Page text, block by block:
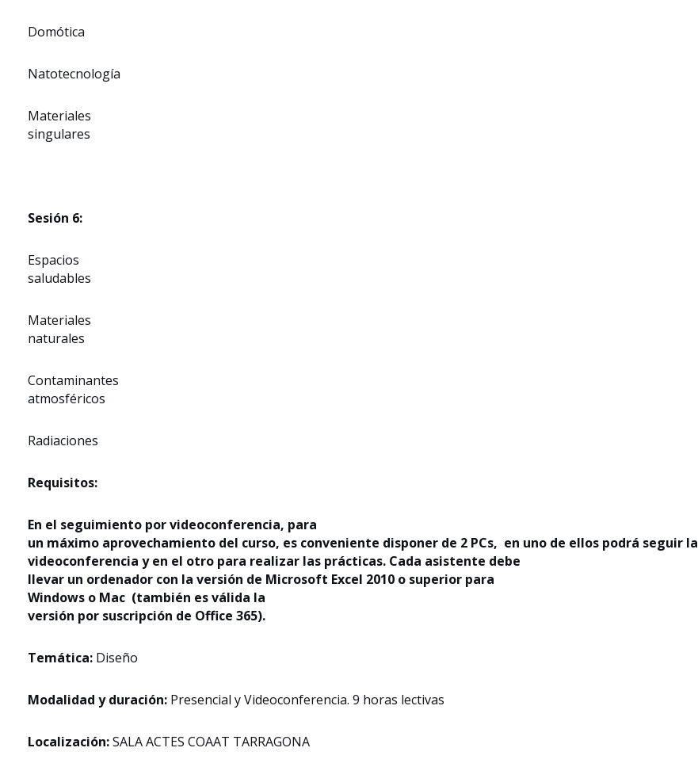
Domótica
Natotecnología
Materiales
singulares
Sesión 6:
Espacios
saludables
Materiales
naturales
Contaminantes
atmosféricos
Radiaciones
Requisitos:
En el seguimiento por videoconferencia, para
un máximo aprovechamiento del curso, es conveniente disponer de 2 PCs, en uno de ellos podrá seguir la
videoconferencia y en el otro para realizar las prácticas. Cada asistente debe
llevar un ordenador con la versión de Microsoft Excel 2010 o superior para
Windows o Mac (también es válida la
versión por suscripción de Office 365).
Temática: Diseño
Modalidad y duración: Presencial y Videoconferencia. 9 horas lectivas
Localización:SALA ACTES COAAT TARRAGONA